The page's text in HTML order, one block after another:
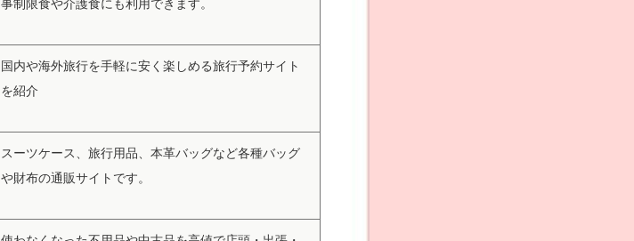
事制限食や介護食にも利用できます。
国内や海外旅行を手軽に安く楽しめる旅行予約サイト
を紹介
スーツケース、旅行用品、本革バッグなど各種バッグ
や財布の通販サイトです。